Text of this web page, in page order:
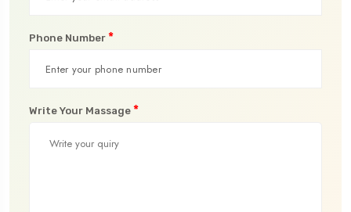
Phone Number *
Write Your Massage *